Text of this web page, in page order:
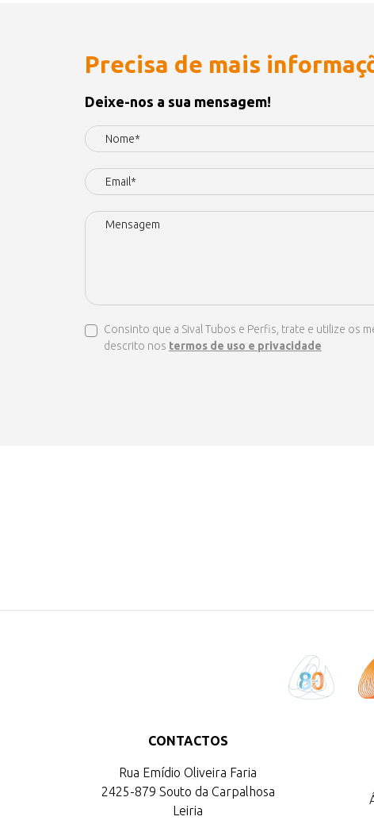
Precisa de mais
Deixe-nos a sua mensagem!
Consinto que a Sival Tubos e Perfis, trate e utilize os
descrito nos termos de uso e privacidade
CONTACTOS
Rua Emídio Oliveira Faria
2425-879 Souto da Carpalhosa
Leiria